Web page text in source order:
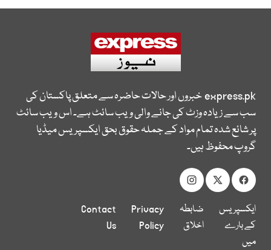
express.pkخبروں اور حالات حاضرہ سے متعلق پاکستان کی
سب سے زیادہ وزٹ کی جانے والی ویب سائٹ ہے۔ اس ویب سائٹ
پر شائع شدہ تمام مواد کے جملہ حقوق بحق ایکسپریس میڈیا
گروپ محفوظ ہیں۔
ایکسپریس
کے بارے
میں
ضابطہ
اخلاق
Privacy
Policy
Contact
Us